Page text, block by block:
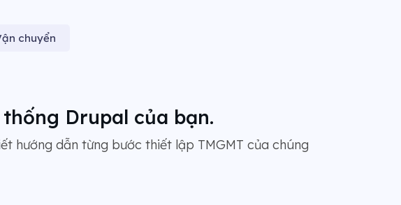
chuyển
Drupal của bạn.
hướng dẫn từng bước thiết lập TMGMT của chúng